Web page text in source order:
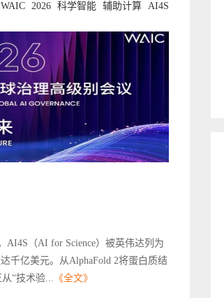
WAIC 2026 科学智能 辅助计算 AI4S
AI4S（AI for Science）被英伟达列为
千亿美元。从AlphaFold 2将蛋白质结
“技术验... 《全文》